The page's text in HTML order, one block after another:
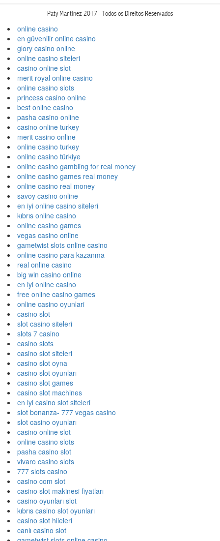
Paty Martinez 2017 - Todos os Direitos Reservados
online casino
en güvenilir online casino
glory casino online
online casino siteleri
casino online slot
merit royal online casino
online casino slots
princess casino online
best online casino
pasha casino online
casino online turkey
merit casino online
online casino turkey
online casino türkiye
online casino gambling for real money
online casino games real money
online casino real money
savoy casino online
en iyi online casino siteleri
kıbrıs online casino
online casino games
vegas casino online
gametwist slots online casino
online casino para kazanma
real online casino
big win casino online
en iyi online casino
free online casino games
online casino oyunlari
casino slot
slot casino siteleri
slots 7 casino
casino slots
casino slot siteleri
casino slot oyna
casino slot oyunları
casino slot games
casino slot machines
en iyi casino slot siteleri
slot bonanza- 777 vegas casino
slot casino oyunları
casino online slot
online casino slots
pasha casino slot
vivaro casino slots
777 slots casino
casino com slot
casino slot makinesi fiyatları
casino oyunları slot
kıbrıs casino slot oyunları
casino slot hileleri
canlı casino slot